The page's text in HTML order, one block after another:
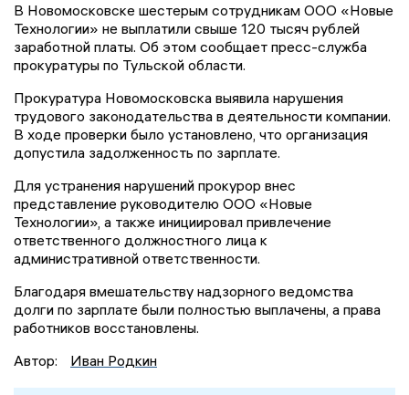
В Новомосковске шестерым сотрудникам ООО «Новые
Технологии» не выплатили свыше 120 тысяч рублей
заработной платы. Об этом сообщает пресс-служба
прокуратуры по Тульской области.
Прокуратура Новомосковска выявила нарушения
трудового законодательства в деятельности компании.
В ходе проверки было установлено, что организация
допустила задолженность по зарплате.
Для устранения нарушений прокурор внес
представление руководителю ООО «Новые
Технологии», а также инициировал привлечение
ответственного должностного лица к
административной ответственности.
Благодаря вмешательству надзорного ведомства
долги по зарплате были полностью выплачены, а права
работников восстановлены.
Автор:
Иван Родкин